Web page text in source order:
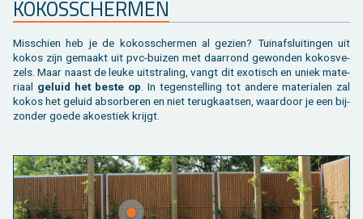
KO­KOS­SCHER­MEN
Mis­schien heb je de ko­kos­scher­men al ge­zien? Tuin­af­slui­tin­gen uit
kokos zijn ge­maakt uit pvc-bui­zen met daar­rond ge­won­den ko­kos­ve­
zels. Maar naast de leuke uit­stra­ling, vangt dit exo­tisch en uniek ma­te­
ri­aal ge­luid het beste op. In te­gen­stel­ling tot an­de­re ma­te­ri­a­len zal
kokos het ge­luid ab­sor­be­ren en niet te­rug­kaat­sen, waar­door je een bij­
zon­der goede akoes­tiek krijgt.